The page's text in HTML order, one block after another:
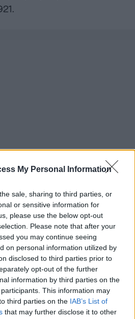
My Personal Information
sale, sharing to third parties, or
or sensitive information for
please use the below opt-out
Please note that after your
you may continue seeing
on personal information utilized by
disclosed to third parties prior to
opt-out of the further
information by third parties on the
participants. This information may
third parties on the IAB’s List of
that may further disclose it to other